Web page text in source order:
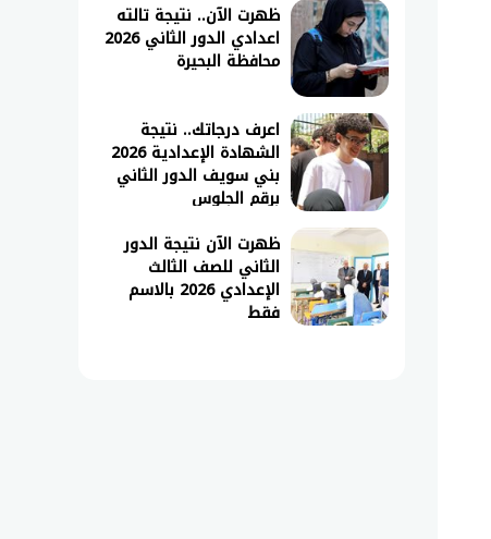
ظهرت الآن.. نتيجة تالته
اعدادي الدور الثاني 2026
محافظة البحيرة
اعرف درجاتك.. نتيجة
الشهادة الإعدادية 2026
بني سويف الدور الثاني
برقم الجلوس
ظهرت الآن نتيجة الدور
الثاني للصف الثالث
الإعدادي 2026 بالاسم
فقط